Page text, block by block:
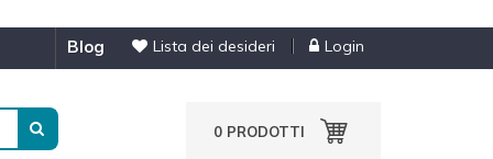
Lista dei desideri Login
blog
0 PRODOTTI